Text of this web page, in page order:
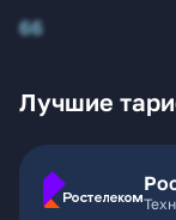
66
Лучшие